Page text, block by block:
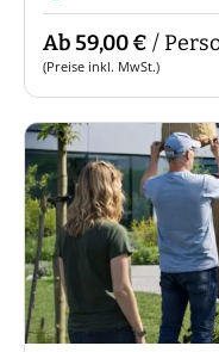
Ab 59,00 € /
(Preise inkl. MwSt.)